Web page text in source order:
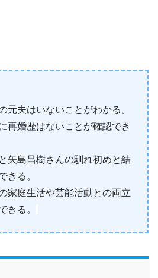
夫はいないことがわかる。
再婚歴はないことが確認でき
矢島昌樹さんの馴れ初めと結
きる。
家庭生活や芸能活動との両立
きる。